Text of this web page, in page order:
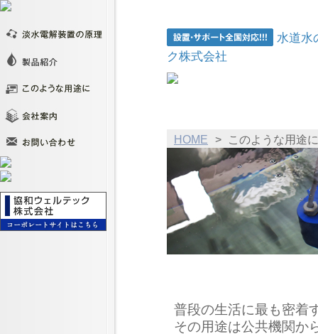
水道水
ク株式会社
HOME > このような用途に
普段の生活に最も密着
その用途は公共機関か